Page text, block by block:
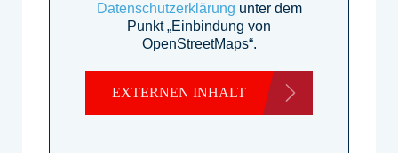
Datenschutzerklärung unter dem
Punkt „Einbindung von
OpenStreetMaps“.
EXTERNEN INHALT